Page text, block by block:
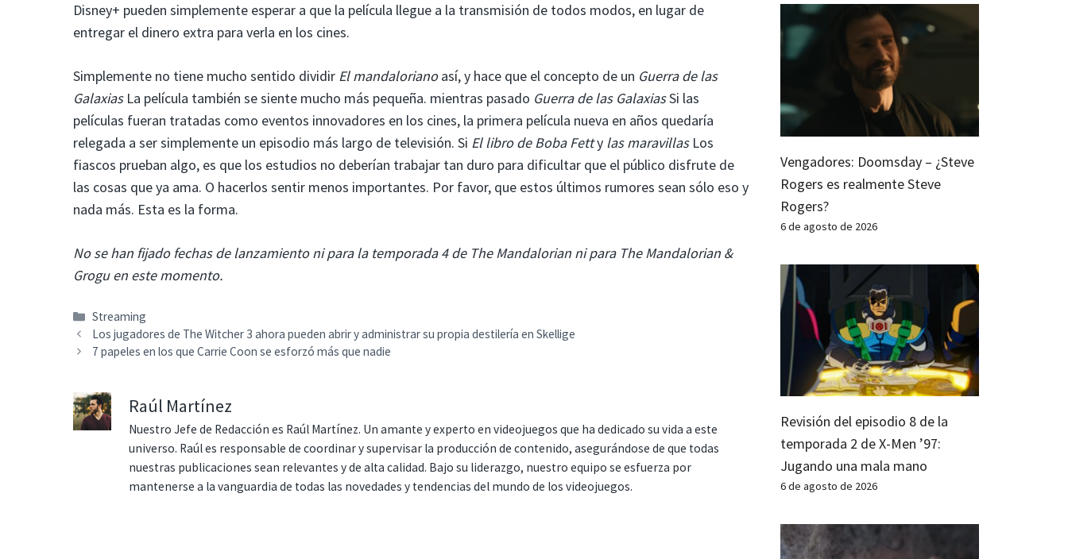
Disney+ pueden simplemente esperar a que la película llegue a la transmisión de todos modos, en lugar de
entregar el dinero extra para verla en los cines.
Simplemente no tiene mucho sentido dividir El mandalorianoasí, y hace que el concepto de un Guerra de las
GalaxiasLa película también se siente mucho más pequeña. mientras pasado Guerra de las GalaxiasSi las
películas fueran tratadas como eventos innovadores en los cines, la primera película nueva en años quedaría
relegada a ser simplemente un episodio más largo de televisión. Si El libro de Boba Fetty las maravillasLos
fiascos prueban algo, es que los estudios no deberían trabajar tan duro para dificultar que el público disfrute de
las cosas que ya ama. O hacerlos sentir menos importantes. Por favor, que estos últimos rumores sean sólo eso y
nada más. Esta es la forma.
No se han fijado fechas de lanzamiento ni para la temporada 4 de The Mandalorian ni para The Mandalorian &
Grogu en este momento.
Categorías
Streaming
Los jugadores de The Witcher 3 ahora pueden abrir y administrar su propia destilería en Skellige
7 papeles en los que Carrie Coon se esforzó más que nadie
Raúl Martínez
Nuestro Jefe de Redacción es Raúl Martínez. Un amante y experto en videojuegos que ha dedicado su vida a este
universo. Raúl es responsable de coordinar y supervisar la producción de contenido, asegurándose de que todas
nuestras publicaciones sean relevantes y de alta calidad. Bajo su liderazgo, nuestro equipo se esfuerza por
mantenerse a la vanguardia de todas las novedades y tendencias del mundo de los videojuegos.
Vengadores: Doomsday – ¿Steve
Rogers es realmente Steve
Rogers?
6 de agosto de 2026
Revisión del episodio 8 de la
temporada 2 de X-Men ’97:
Jugando una mala mano
6 de agosto de 2026